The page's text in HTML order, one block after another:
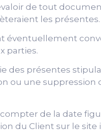
de tout
les présentes.
éventuellement
parties.
des présentes
ou une
de la date
du Client sur le